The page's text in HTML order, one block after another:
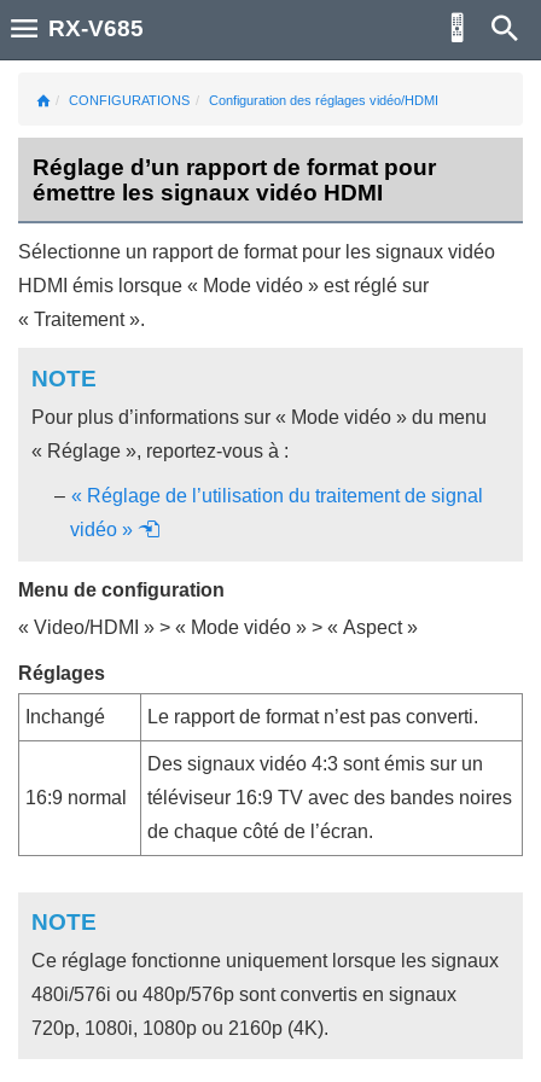
CONFIGURATIONS Configuration des réglages vidéo/HDMI
Réglage d’un rapport de format pour
émettre les signaux vidéo HDMI
Sélectionne un rapport de format pour les signaux vidéo
HDMI émis lorsque « Mode vidéo » est réglé sur
« Traitement».
NOTE
Pour plus d’informations sur « Mode vidéo » du menu
« Réglage », reportez-vous à :
« Réglage de l’utilisation du traitement de signal
vidéo »
Menu de configuration
« Video/HDMI » > « Mode vidéo » > « Aspect»
Réglages
Inchangé Le rapport de format n’est pas converti.
16:9 normal
Des signaux vidéo 4:3 sont émis sur un
téléviseur 16:9 TV avec des bandes noires
de chaque côté de l’écran.
NOTE
Ce réglage fonctionne uniquement lorsque les signaux
480i/576i ou 480p/576p sont convertis en signaux
720p, 1080i, 1080p ou 2160p (4K).
RX-V685